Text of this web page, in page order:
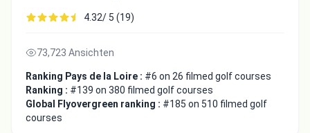
4.32/ 5 (19)
73,723 Ansichten
Ranking Pays de la Loire : #6 on 26 filmed golf courses
Ranking : #139 on 380 filmed golf courses
Global Flyovergreen ranking : #185 on 510 filmed golf
courses